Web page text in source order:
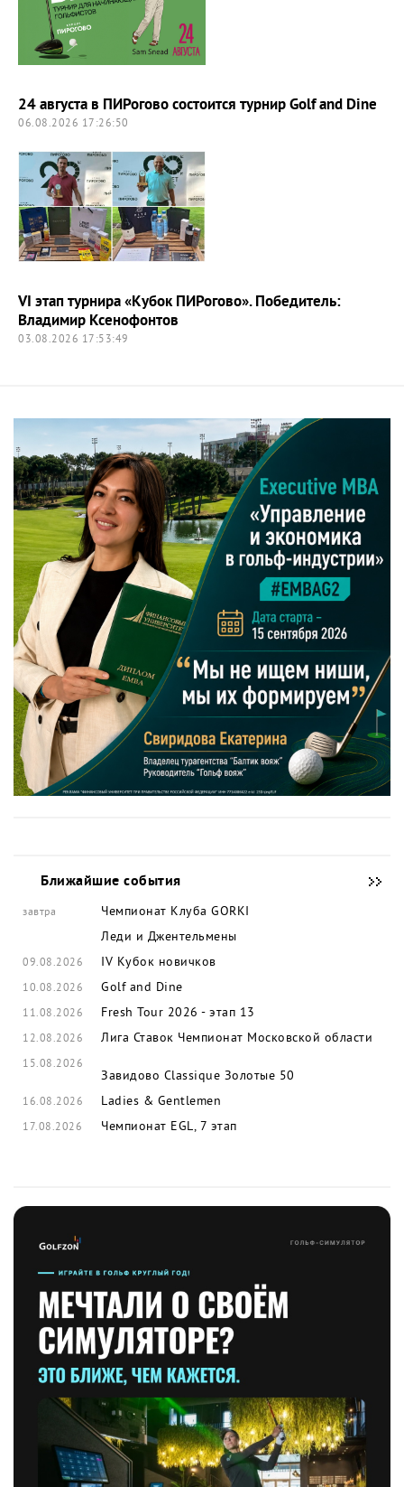
24 августа в ПИРогово состоится турнир Golf and Dine
06.08.2026 17:26:50
VI этап турнира «Кубок ПИРогово». Победитель:
Владимир Ксенофонтов
03.08.2026 17:53:49
Ближайшие события
завтра
Чемпионат Клуба GORKI
Леди и Джентельмены
09.08.2026 IV Кубок новичков
10.08.2026 Golf and Dine
11.08.2026 Fresh Tour 2026 - этап 13
12.08.2026 Лига Ставок Чемпионат Московской области
15.08.2026
Завидово Classique Золотые 50
16.08.2026 Ladies & Gentlemen
17.08.2026 Чемпионат EGL, 7 этап